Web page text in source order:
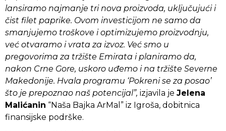
lansiramo najmanje tri nova proizvoda, uključujući i
čist filet paprike. Ovom investicijom ne samo da
smanjujemo troškove i optimizujemo proizvodnju,
već otvaramo i vrata za izvoz. Već smo u
pregovorima za tržište Emirata i planiramo da,
nakon Crne Gore, uskoro uđemo i na tržište Severne
Makedonije. Hvala programu ‘Pokreni se za posao’
što je prepoznao naš potencijal”, izjavila je Jelena
Malićanin “Naša Bajka ArMal” iz Igroša, dobitnica
finansijske podrške.